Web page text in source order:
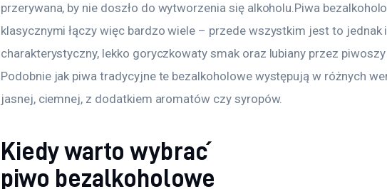
przerywana, by nie doszło do wytworzenia się alkoholu.Piwa
klasycznymi łączy więc bardzo wiele – przede wszystkim jest to jednak
charakterystyczny, lekko goryczkowaty smak oraz lubiany przez
Podobnie jak piwa tradycyjne te bezalkoholowe występują w różnych
jasnej, ciemnej, z dodatkiem aromatów czy syropów.
Kiedy warto wybrać
piwo bezalkoholowe